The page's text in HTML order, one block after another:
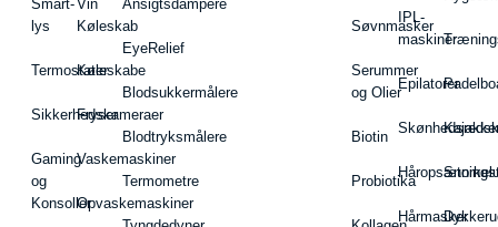
Smart-
lys
Termostater
Sikkerhedskameraer
Gaming
og
Konsoller
Vin
Køleskab
Køleskabe
Fryser
Vaskemaskiner
Opvaskemaskiner
Ansigtsdampere
EyeRelief
Blodsukkermålere
Blodtryksmålere
Termometre
Søvnmasker
Serummer
og Olier
Biotin
Probiotika
IPL-
maskiner
Epilatorer
Hårmasker